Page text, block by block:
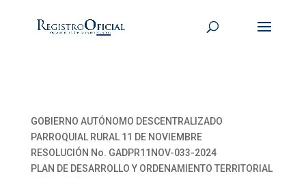
GOBIERNO AUTÓNOMO DESCENTRALIZADO
PARROQUIAL RURAL 11 DE NOVIEMBRE
RESOLUCIÓN No. GADPR11NOV-033-2024
PLAN DE DESARROLLO Y ORDENAMIENTO TERRITORIAL